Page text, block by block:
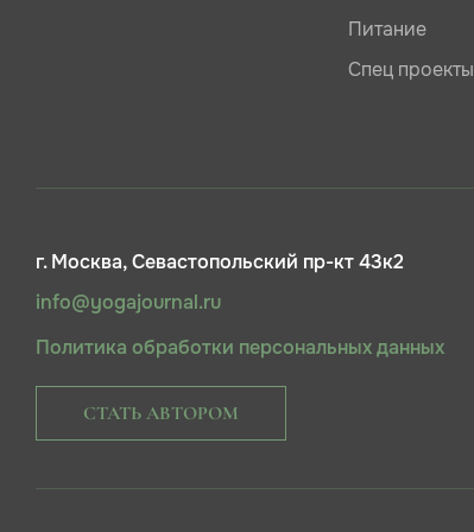
Питание
Спец проекты
г. Москва, Севастопольский пр-кт 43к2
info@yogajournal.ru
Политика обработки персональных данных
СТАТЬ АВТОРОМ